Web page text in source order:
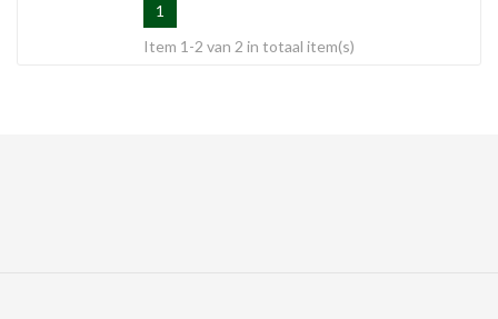
1
Item 1-2 van 2 in totaal item(s)